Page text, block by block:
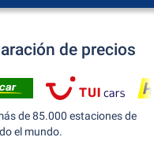
de precios
de 85.000 estaciones de
el mundo.